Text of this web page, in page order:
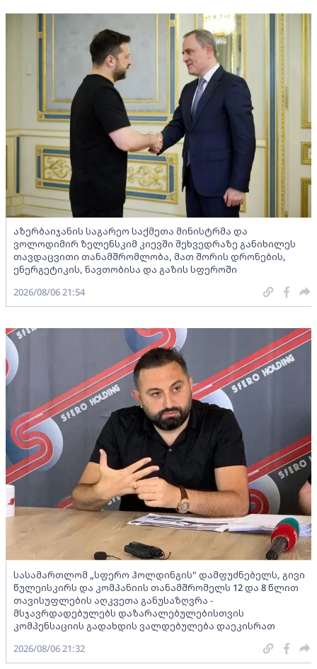
აზერბაიჯანის საგარეო საქმეთა მინისტრმა და
ვოლოდიმირ ზელენსკიმ კიევში შეხვედრაზე განიხილეს
თავდაცვითი თანამშრომლობა, მათ შორის დრონების,
ენერგეტიკის, ნავთობისა და გაზის სფეროში
2026/08/06 21:54
სასამართლომ „სფერო ჰოლდინგის" დამფუძნებელს, გივი
წულეისკირს და კომპანიის თანამშრომელს 12 და 8 წლით
თავისუფლების აღკვეთა განუსაზღვრა -
მსჯავრდადებულებს დაზარალებულებისთვის
კომპენსაციის გადახდის ვალდებულება დაეკისრათ
2026/08/06 21:32